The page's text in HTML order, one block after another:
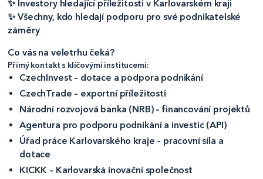
✨ Investory hledající příležitosti v Karlovarském kraji
✨ Všechny, kdo hledají podporu pro své podnikatelské
záměry
Co vás na veletrhu čeká?
Přímý kontakt s klíčovými institucemi:
CzechInvest – dotace a podpora podnikání
CzechTrade – exportní příležitosti
Národní rozvojová banka (NRB) – financování projektů
Agentura pro podporu podnikání a investic (API)
Úřad práce Karlovarského kraje – pracovní síla a
dotace
KICKK – Karlovarská inovační společnost